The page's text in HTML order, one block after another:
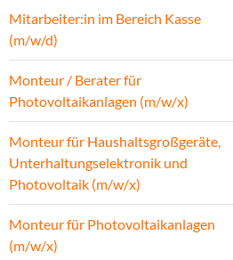
Mitarbeiter:in im Bereich Kasse
(m/w/d)
Monteur / Berater für
Photovoltaikanlagen (m/w/x)
Monteur für Haushaltsgroßgeräte,
Unterhaltungselektronik und
Photovoltaik (m/w/x)
Monteur für Photovoltaikanlagen
(m/w/x)